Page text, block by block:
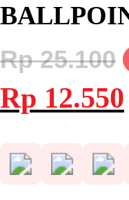
Rp25.100
Harga
aslinya
adalah:
Rp 12.550